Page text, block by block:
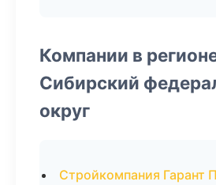
Компании в
Сибирский
округ
Стройкомпания Гарант